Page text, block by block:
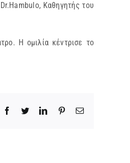
Καθηγητής του
Η ομιλία κέντρισε το
Facebook
TwitterLinkedInPinterestEmail